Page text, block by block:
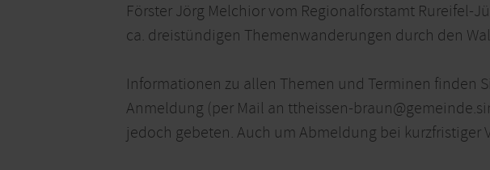
Förster Jörg Melchior vom Regionalforstamt Rureifel-
ca. dreistündigen Themenwanderungen durch den
Informationen zu allen Themen und Terminen finden
Anmeldung (per Mail an ttheissen-
jedoch gebeten. Auch um Abmeldung bei kurzfristiger